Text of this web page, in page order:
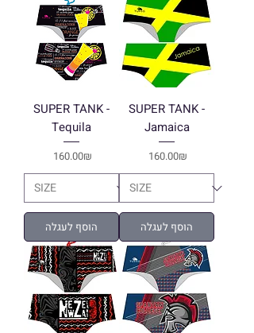
SUPER TANK -
Tequila
Price ‏160.00 ‏₪
הוסף לעגלה
SUPER TANK -
Jamaica
Price ‏160.00 ‏₪
הוסף לעגלה